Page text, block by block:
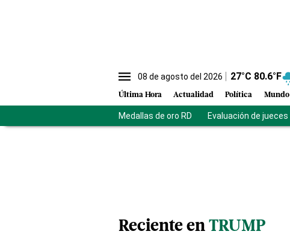
08 de agosto del 2026 27°C 80.6°F
Última Hora Actualidad Política Mundo
Medallas de oro RD Evaluación de jueces
Reciente en TRUMP